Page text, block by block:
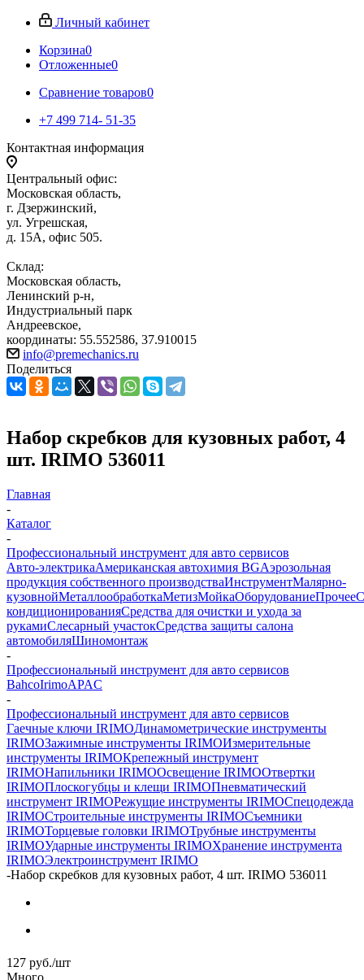
Личный кабинет
Корзина0
Отложенные0
Сравнение товаров0
+7 499 714- 51-35
Контактная информация
Центральный офис:
Московская область,
г. Дзержинский,
ул. Угрешская,
д. 15А, офис 505.
Склад:
Московская область,
Ленинский р-н,
Индустриальный парк
Андреевское,
координаты: 55.552586, 37.910015
info@premechanics.ru
Поделиться
Набор скребков для кузовных работ, 4
шт. IRIMO 536011
Главная
-
Каталог
-
Профессиональный инструмент для авто сервисов
Авто-электрикаАмериканская автохимия BGАэрозольная
продукция собственного производстваИнструментМалярно-
кузовнойМеталлообработкаМетизМойкаОборудованиеПрочее
кондиционированияСредства для очистки и ухода за
рукамиСлесарный участокСредства защиты салона
автомобиляШиномонтаж
-
Профессиональный инструмент для авто сервисов
BahcoIrimoAPAC
-
Профессиональный инструмент для авто сервисов
Гаечные ключи IRIMOДинамометрические инструменты
IRIMOЗажимные инструменты IRIMOИзмерительные
инструменты IRIMOКрепежный инструмент
IRIMOНапильники IRIMOОсвещение IRIMOОтвертки
IRIMOПлоскогубцы и клещи IRIMOПневматический
инструмент IRIMOРежущие инструменты IRIMOСпецодежда
IRIMOСтроительные инструменты IRIMOСъемники
IRIMOТорцевые головки IRIMOТрубные инструменты
IRIMOУдарные инструменты IRIMOХранение инструмента
IRIMOЭлектроинструмент IRIMO
-Набор скребков для кузовных работ, 4 шт. IRIMO 536011
127 руб./шт
Много